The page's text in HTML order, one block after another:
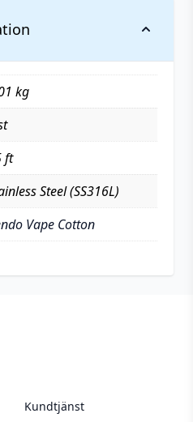
kg
ft
Steel (SS316L)
Vape Cotton
Kundtjänst